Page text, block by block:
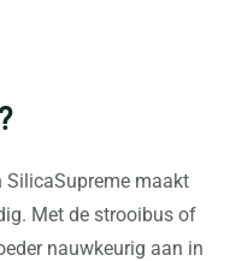
SilicaSupreme maakt
Met de strooibus of
nauwkeurig aan in